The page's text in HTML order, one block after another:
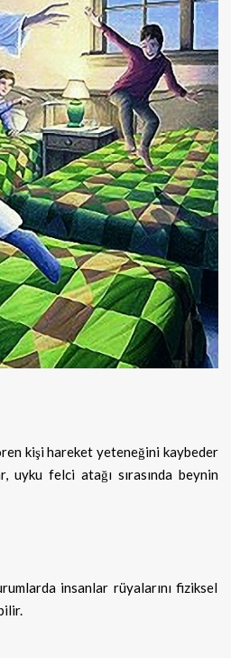
kişi hareket yeteneğini kaybeder
uyku felci atağı sırasında beynin
insanlar rüyalarını fiziksel